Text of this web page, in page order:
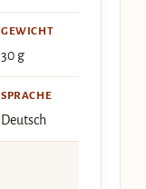
GEWICHT
30 g
SPRACHE
Deutsch